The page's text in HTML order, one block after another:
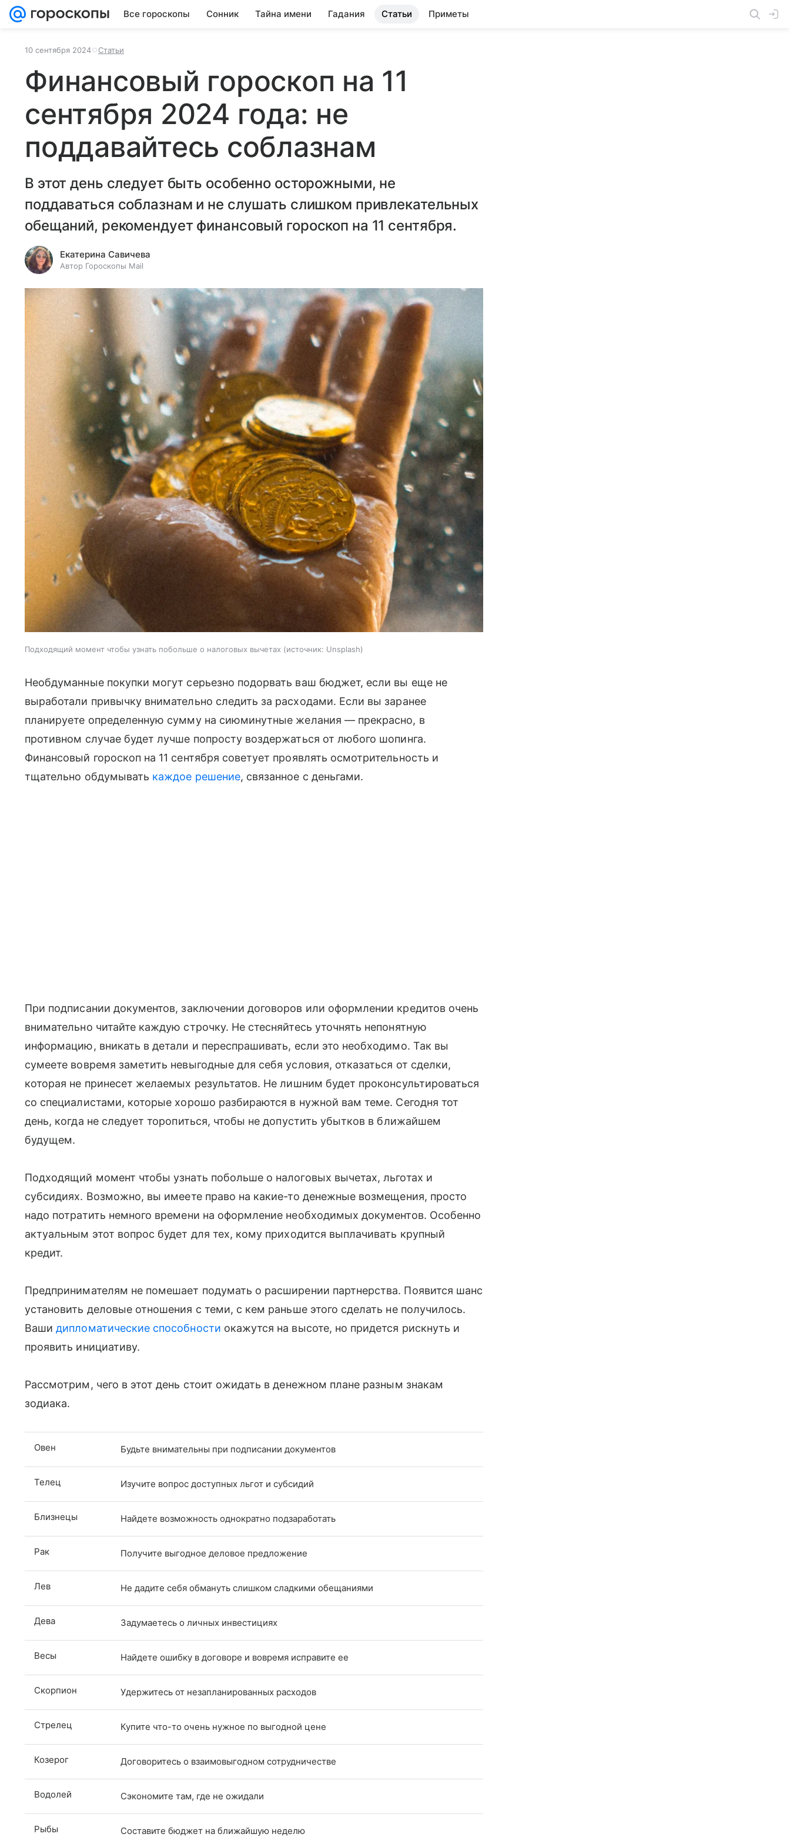
Все гороскопы Сонник Тайна имени Гадания Статьи Приметы
10 сентября 2024 Статьи
Финансовый гороскоп на 11
сентября 2024 года: не
поддавайтесь соблазнам
В этот день следует быть особенно осторожными, не
поддаваться соблазнам и не слушать слишком привлекательных
обещаний, рекомендует финансовый гороскоп на 11 сентября.
Екатерина Савичева
Автор Гороскопы Mail
Подходящий момент чтобы узнать побольше о налоговых вычетах источник: Unsplash
Необдуманные покупки могут серьезно подорвать ваш бюджет, если вы еще не
выработали привычку внимательно следить за расходами. Если вы заранее
планируете определенную сумму на сиюминутные желания — прекрасно, в
противном случае будет лучше попросту воздержаться от любого шопинга.
Финансовый гороскоп на 11 сентября советует проявлять осмотрительность и
тщательно обдумывать каждое решение, связанное с деньгами.
При подписании документов, заключении договоров или оформлении кредитов очень
внимательно читайте каждую строчку. Не стесняйтесь уточнять непонятную
информацию, вникать в детали и переспрашивать, если это необходимо. Так вы
сумеете вовремя заметить невыгодные для себя условия, отказаться от сделки,
которая не принесет желаемых результатов. Не лишним будет проконсультироваться
со специалистами, которые хорошо разбираются в нужной вам теме. Сегодня тот
день, когда не следует торопиться, чтобы не допустить убытков в ближайшем
будущем.
Подходящий момент чтобы узнать побольше о налоговых вычетах, льготах и
субсидиях. Возможно, вы имеете право на какие-то денежные возмещения, просто
надо потратить немного времени на оформление необходимых документов. Особенно
актуальным этот вопрос будет для тех, кому приходится выплачивать крупный
кредит.
Предпринимателям не помешает подумать о расширении партнерства. Появится шанс
установить деловые отношения с теми, с кем раньше этого сделать не получилось.
Вашидипломатические способности окажутся на высоте, но придется рискнуть и
проявить инициативу.
Рассмотрим, чего в этот день стоит ожидать в денежном плане разным знакам
зодиака.
Овен Будьте внимательны при подписании документов
Телец Изучите вопрос доступных льгот и субсидий
Близнецы Найдете возможность однократно подзаработать
Рак Получите выгодное деловое предложение
Лев Не дадите себя обмануть слишком сладкими обещаниями
Дева Задумаетесь о личных инвестициях
Весы Найдете ошибку в договоре и вовремя исправите ее
Скорпион Удержитесь от незапланированных расходов
Стрелец Купите что-то очень нужное по выгодной цене
Козерог Договоритесь о взаимовыгодном сотрудничестве
Водолей Сэкономите там, где не ожидали
Рыбы Составите бюджет на ближайшую неделю